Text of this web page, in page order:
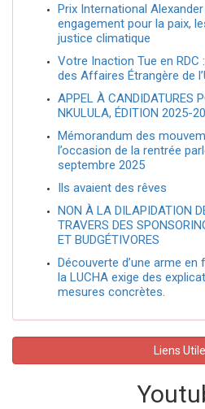
Prix International
engagement pour la paix,
justice climatique
Votre Inaction Tue en RDC
des Affaires Étrangère de
APPEL À CANDIDATURES
NKULULA, ÉDITION 2025-
Mémorandum des
l’occasion de la rentrée
septembre 2025
Ils avaient des rêves
NON À LA DILAPIDATION
TRAVERS DES
ET BUDGÉTIVORES
Découverte d’une arme en
la LUCHA exige des
mesures concrètes.
Liens